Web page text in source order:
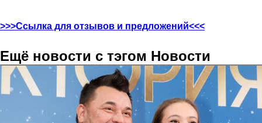
>>>Ссылка для отзывов и предложений<<<
Ещё новости с тэгом Новости